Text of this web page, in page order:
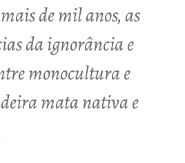
de mil anos, as
da ignorância e
monocultura e
mata nativa e